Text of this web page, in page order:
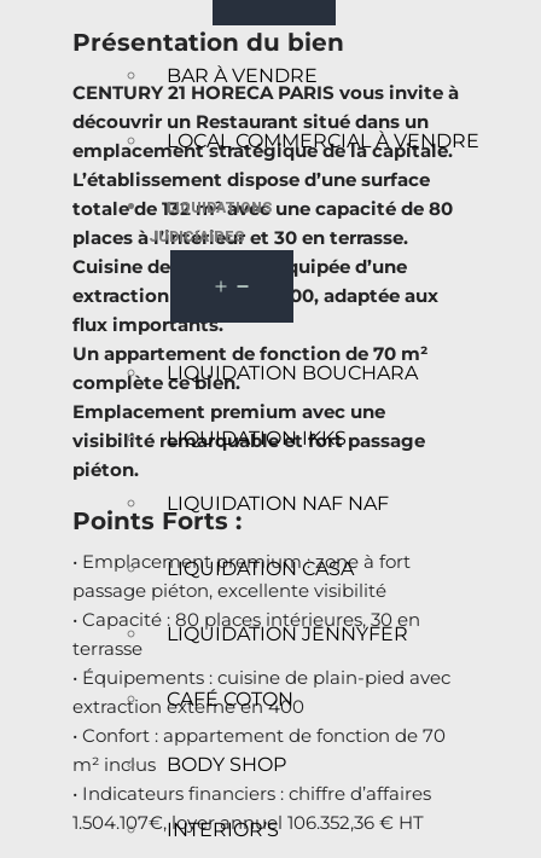
BAR À VENDRE
LOCAL COMMERCIAL À VENDRE
LIQUIDATIONS
JUDICIAIRES
LIQUIDATION BOUCHARA
LIQUIDATION IKKS
LIQUIDATION NAF NAF
LIQUIDATION CASA
LIQUIDATION JENNYFER
CAFÉ COTON
BODY SHOP
INTERIOR’S
Présentation du bien
CENTURY 21 HORECA PARIS vous invite à
découvrir un Restaurant situé dans un
emplacement stratégique de la capitale.
L’établissement dispose d’une surface
totale de 132 m² avec une capacité de 80
places à l’intérieur et 30 en terrasse.
Cuisine de plain-pied équipée d’une
extraction externe en 400, adaptée aux
flux importants.
Un appartement de fonction de 70 m²
complète ce bien.
Emplacement premium avec une
visibilité remarquable et fort passage
piéton.
Points Forts :
• Emplacement premium : zone à fort
passage piéton, excellente visibilité
• Capacité : 80 places intérieures, 30 en
terrasse
• Équipements : cuisine de plain-pied avec
extraction externe en 400
• Confort : appartement de fonction de 70
m² inclus
• Indicateurs financiers : chiffre d’affaires
1.504.107€, loyer annuel 106.352,36 € HT